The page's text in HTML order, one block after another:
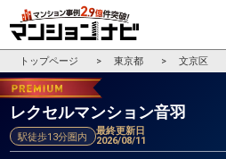
トップページ 東京都 文京区
レクセルマンション音羽
駅徒歩13分圏内
最終更新日
2026/08/11